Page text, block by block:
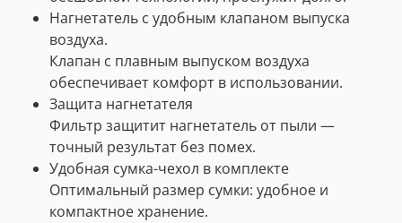
Нагнетатель с удобным клапаном выпуска
воздуха.
Клапан с плавным выпуском воздуха
обеспечивает комфорт в использовании.
Защита нагнетателя
Фильтр защитит нагнетатель от пыли —
точный результат без помех.
Удобная сумка-чехол в комплекте
Оптимальный размер сумки: удобное и
компактное хранение.